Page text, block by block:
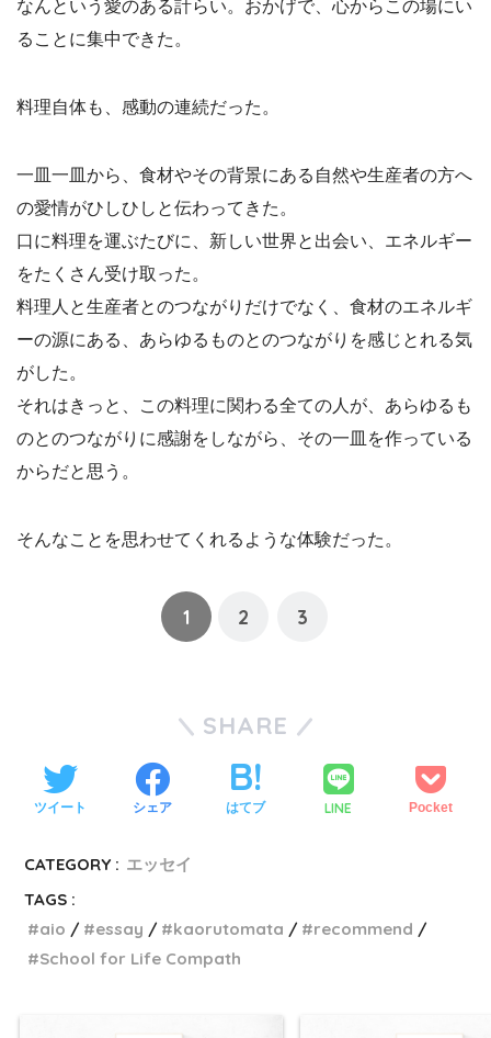
なんという愛のある計らい。おかげで、心からこの場にい
ることに集中できた。
料理自体も、感動の連続だった。
一皿一皿から、食材やその背景にある自然や生産者の方へ
の愛情がひしひしと伝わってきた。
口に料理を運ぶたびに、新しい世界と出会い、エネルギー
をたくさん受け取った。
料理人と生産者とのつながりだけでなく、食材のエネルギ
ーの源にある、あらゆるものとのつながりを感じとれる気
がした。
それはきっと、この料理に関わる全ての人が、あらゆるも
のとのつながりに感謝をしながら、その一皿を作っている
からだと思う。
そんなことを思わせてくれるような体験だった。
1 2 3
SHARE
ツイート シェア はてブ LINE Pocket
CATEGORY : エッセイ
TAGS :
aio
essay kaorutomata
recommend
School for Life Compath